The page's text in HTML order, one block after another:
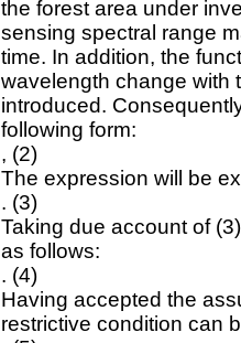
the forest area under
sensing spectral range
time. In addition, the
wavelength change with
introduced.
following form:
, (2)
The expression will be
. (3)
Taking due account of
as follows:
. (4)
Having accepted the
restrictive condition can